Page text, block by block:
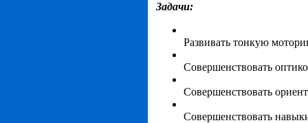
Задачи:
Развивать тонкую
Совершенствовать
Совершенствовать
Совершенствовать